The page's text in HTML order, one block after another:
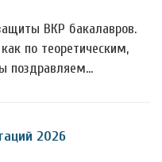
ВКР бакалавров.
по теоретическим,
поздравляем…
2026